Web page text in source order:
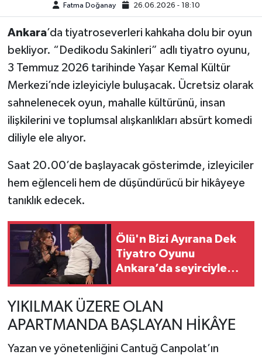
Fatma Doğanay 26.06.2026 - 18:10
Ankara’da tiyatroseverleri kahkaha dolu bir oyun
bekliyor. “Dedikodu Sakinleri” adlı tiyatro oyunu,
3 Temmuz 2026 tarihinde Yaşar Kemal Kültür
Merkezi’nde izleyiciyle buluşacak. Ücretsiz olarak
sahnelenecek oyun, mahalle kültürünü, insan
ilişkilerini ve toplumsal alışkanlıkları absürt komedi
diliyle ele alıyor.
Saat 20.00’de başlayacak gösterimde, izleyiciler
hem eğlenceli hem de düşündürücü bir hikâyeye
tanıklık edecek.
Ölü'n Bizi Ayırana Dek
Tiyatro Oyunu
Ankara’da seyirciyle
YIKILMAK ÜZERE OLAN
APARTMANDA BAŞLAYAN HİKÂYE
Yazan ve yönetenliğini Cantuğ Canpolat’ın